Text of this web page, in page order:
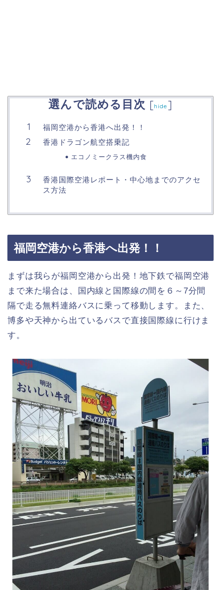
選んで読める目次 [hide ]
福岡空港から香港へ出発！！
香港ドラゴン航空搭乗記
エコノミークラス機内食
香港国際空港レポート・中心地までのアクセ
ス方法
福岡空港から香港へ出発！！
まずは我らが福岡空港から出発！地下鉄で福岡空港
まで来た場合は、国内線と国際線の間を６～7分間
隔で走る無料連絡バスに乗って移動します。また、
博多や天神から出ているバスで直接国際線に行けま
す。